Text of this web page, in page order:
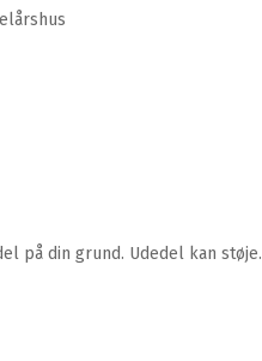
på din grund. Udedel kan støje.